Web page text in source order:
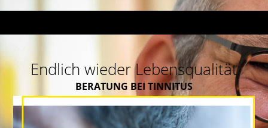
Endlich wieder Lebensqualität
BERATUNG BEI TINNITUS